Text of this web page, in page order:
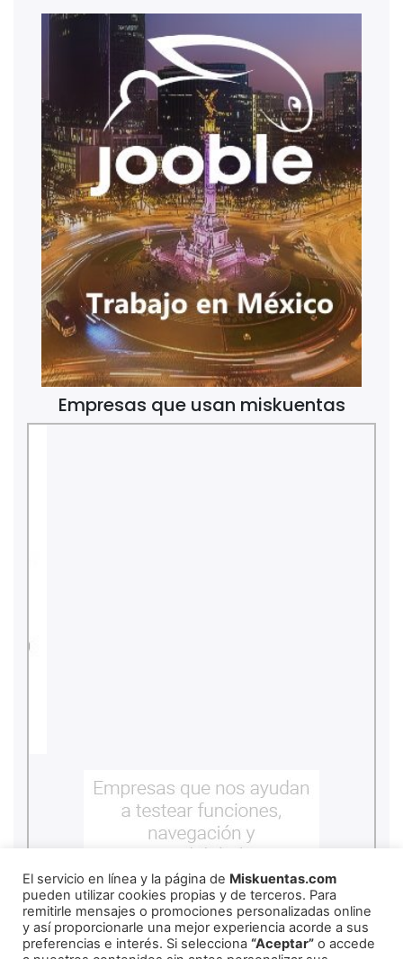
Empresas que usan miskuentas
El servicio en línea y la página de Miskuentas.com
pueden utilizar cookies propias y de terceros. Para
remitirle mensajes o promociones personalizadas online
y así proporcionarle una mejor experiencia acorde a sus
preferencias e interés. Si selecciona “Aceptar” o accede